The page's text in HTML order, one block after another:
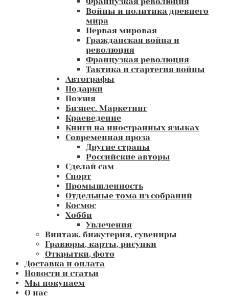
Войны и политика древнего
мира
Первая мировая
Гражданская война и
революция
Французкая революция
Тактика и стартегия войны
Автографы
Подарки
Поэзия
Бизнес. Маркетинг
Краеведение
Книги на иностранных языках
Современная проза
Другие страны
Российские авторы
Сделай сам
Спорт
Промышленность
Отдельные тома из собраний
Космос
Хобби
Увлечения
Винтаж, бижутерия, сувениры
Гравюры, карты, рисунки
Открытки, фото
Доставка и оплата
Новости и статьи
Мы покупаем
О нас